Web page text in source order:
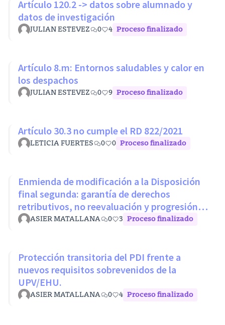
Artículo 120.2 -> datos sobre alumnado y
datos de investigación
JULIAN ESTEVEZ 0 4 Proceso finalizado
Artículo 8.m: Entornos saludables y calor en
los despachos
JULIAN ESTEVEZ 0 9 Proceso finalizado
Artículo 30.3 no cumple el RD 822/2021
LETICIA FUERTES 0 0 Proceso finalizado
Enmienda de modificación a la Disposición
final segunda: garantía de derechos
retributivos, no reevaluación y progresión
sin penalización
ASIER MATALLANA 0 3 Proceso finalizado
Protección transitoria del PDI frente a
nuevos requisitos sobrevenidos de la
UPV/EHU.
ASIER MATALLANA 0 4 Proceso finalizado